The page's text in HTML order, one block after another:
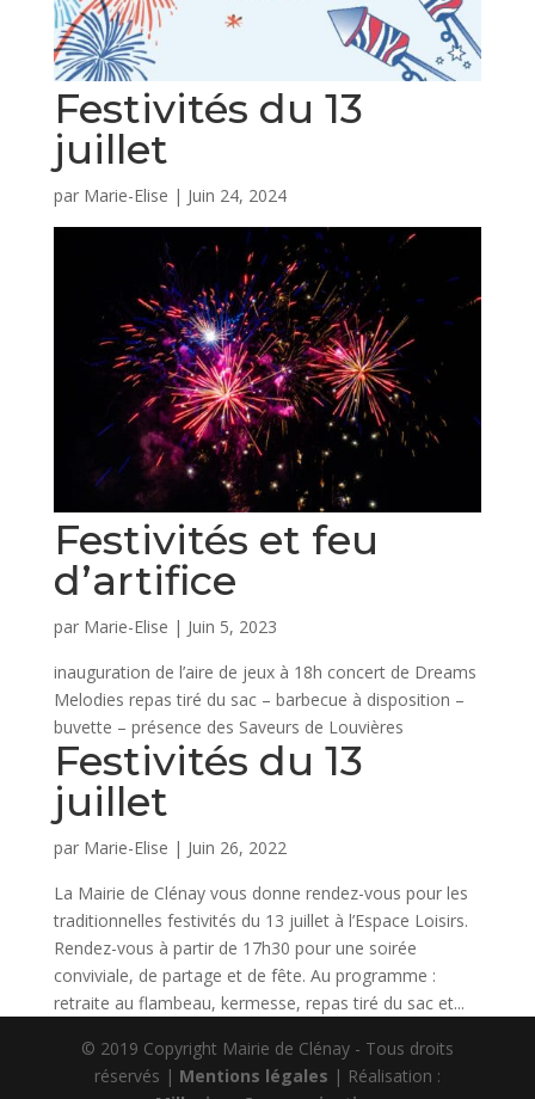
Festivités du 13
juillet
par Marie-Elise | Juin 24, 2024
Festivités et feu
d’artifice
par Marie-Elise | Juin 5, 2023
inauguration de l’aire de jeux à 18h concert de Dreams
Melodies repas tiré du sac – barbecue à disposition –
buvette – présence des Saveurs de Louvières
Festivités du 13
juillet
par Marie-Elise | Juin 26, 2022
La Mairie de Clénay vous donne rendez-vous pour les
traditionnelles festivités du 13 juillet à l’Espace Loisirs.
Rendez-vous à partir de 17h30 pour une soirée
conviviale, de partage et de fête. Au programme :
retraite au flambeau, kermesse, repas tiré du sac et...
© 2019 Copyright Mairie de Clénay - Tous droits
réservés | Mentions légales | Réalisation :